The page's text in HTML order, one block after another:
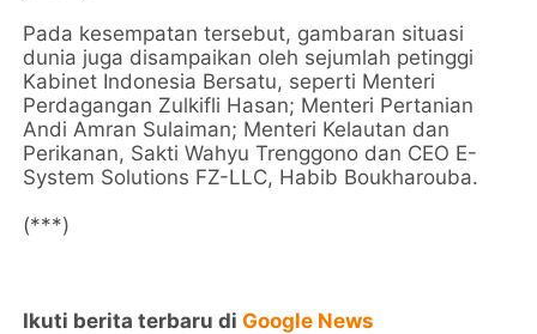
Pada kesempatan tersebut, gambaran situasi
dunia juga disampaikan oleh sejumlah petinggi
Kabinet Indonesia Bersatu, seperti Menteri
Perdagangan Zulkifli Hasan; Menteri Pertanian
Andi Amran Sulaiman; Menteri Kelautan dan
Perikanan, Sakti Wahyu Trenggono dan CEO E-
System Solutions FZ-LLC, Habib Boukharouba.
(***)
Ikuti berita terbaru diGoogle News